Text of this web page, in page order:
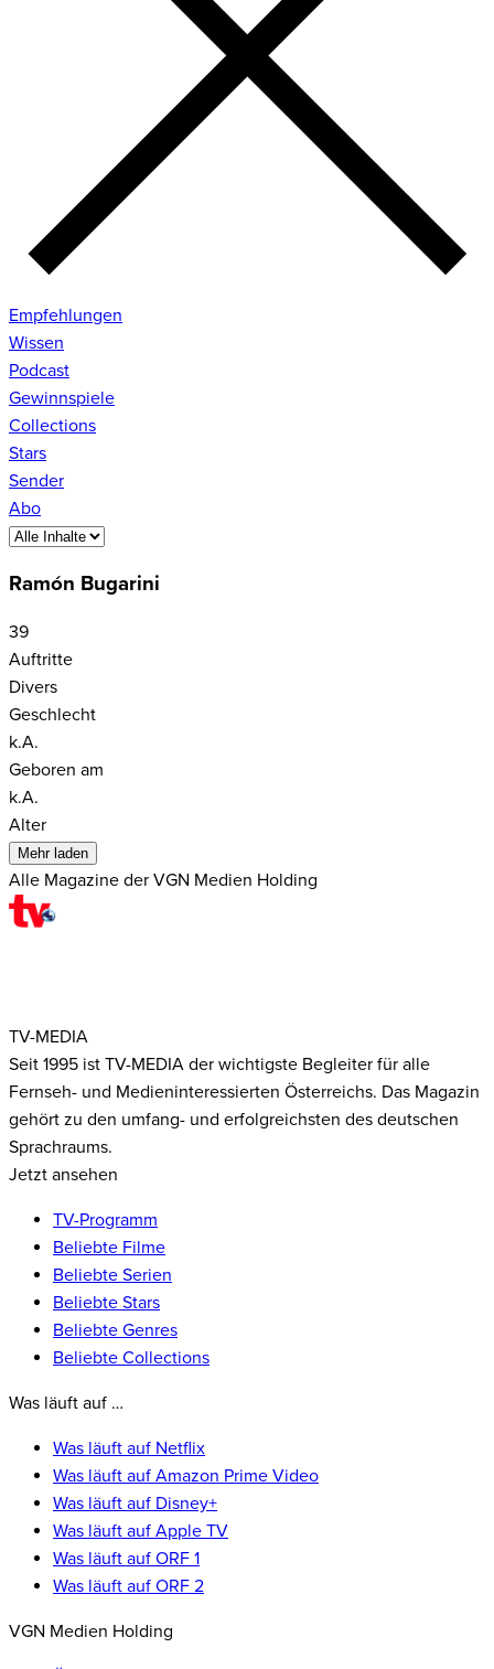
Empfehlungen
Wissen
Podcast
Gewinnspiele
Collections
Stars
Sender
Abo
Ramón Bugarini
39
Auftritte
Divers
Geschlecht
k.A.
Geboren am
k.A.
Alter
Mehr laden
Alle Magazine der VGN Medien Holding
TV-MEDIA
Seit 1995 ist TV-MEDIA der wichtigste Begleiter für alle
Fernseh- und Medieninteressierten Österreichs. Das Magazin
gehört zu den umfang- und erfolgreichsten des deutschen
Sprachraums.
Jetzt ansehen
TV-Programm
Beliebte Filme
Beliebte Serien
Beliebte Stars
Beliebte Genres
Beliebte Collections
Was läuft auf …
Was läuft auf Netflix
Was läuft auf Amazon Prime Video
Was läuft auf Disney+
Was läuft auf Apple TV
Was läuft auf ORF 1
Was läuft auf ORF 2
VGN Medien Holding